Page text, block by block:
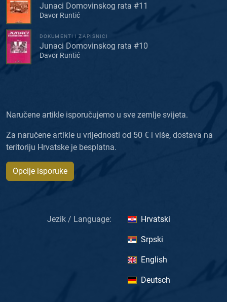
Junaci Domovinskog rata #11
Davor Runtić
DOKUMENTI I ZAPISNICI
Junaci Domovinskog rata #10
Davor Runtić
Naručene artikle isporučujemo u sve zemlje svijeta.
Za naručene artikle u vrijednosti od 50 € i više, dostava na
teritoriju Hrvatske je besplatna.
Opcije isporuke
Jezik / Language: Hrvatski
Srpski
English
Deutsch